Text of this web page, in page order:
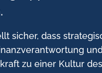
sicher, dass
zu einer Kultur